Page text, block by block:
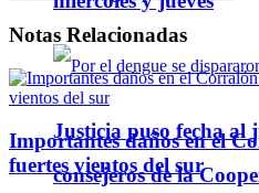
Justicia puso fecha al
consejeros de la
Notas Relacionadas
Importantes daños en el
fuertes vientos del sur